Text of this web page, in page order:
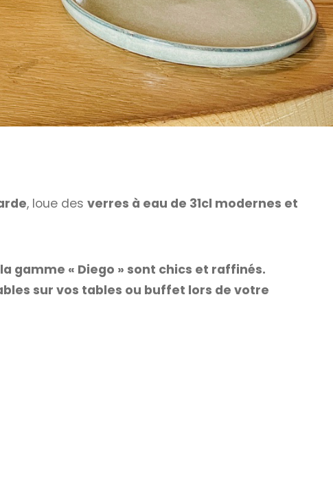
, loue des verres à eau de 31cl modernes et
gamme « Diego » sont chics et raffinés.
sur vos tables ou buffet lors de votre